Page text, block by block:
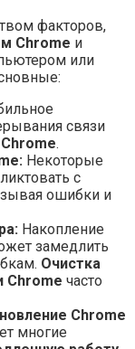
факторов,
Chrome и
или
связи
Chrome.
Некоторые
с
ошибки и
Накопление
замедлить
Очистка
Chrome часто
Chrome
многие